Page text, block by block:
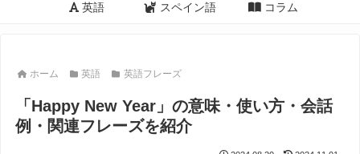
英語 スペイン語 コラム
ホーム 英語 英語フレーズ
「Happy New Year」の意味・使い方・会話
例・関連フレーズを紹介